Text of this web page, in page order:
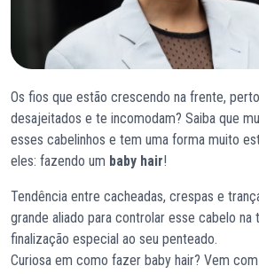
Os fios que estão crescendo na frente,
desajeitados e te incomodam? Saiba que
esses cabelinhos e tem uma forma muito
eles: fazendo um baby hair!
Tendência entre cacheadas, crespas e
grande aliado para controlar esse cabelo na
finalização especial ao seu penteado.
Curiosa em como fazer baby hair? Vem